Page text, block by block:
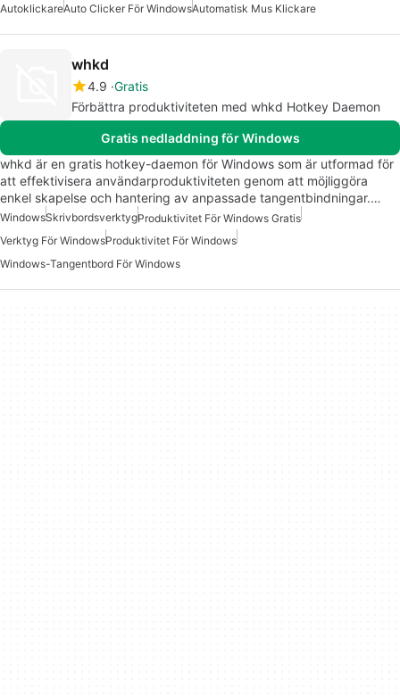
AutoklickareAuto Clicker För WindowsAutomatisk Mus Klickare
whkd
4.9 Gratis
Förbättra produktiviteten med whkd Hotkey Daemon
Gratis nedladdning för Windows
whkd är en gratis hotkey-daemon för Windows som är utformad för
att effektivisera användarproduktiviteten genom att möjliggöra
enkel skapelse och hantering av anpassade tangentbindningar.…
WindowsSkrivbordsverktygProduktivitet För Windows Gratis
Verktyg För WindowsProduktivitet För Windows
Windows-Tangentbord För Windows